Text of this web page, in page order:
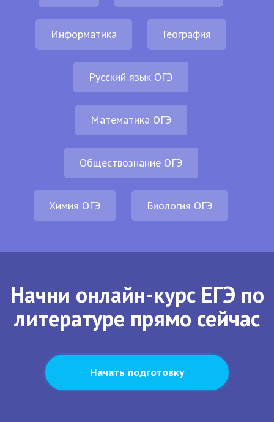
Информатика География
Русский язык ОГЭ
Математика ОГЭ
Обществознание ОГЭ
Химия ОГЭ Биология ОГЭ
Начни онлайн-курс ЕГЭ по
литературе прямо сейчас
Начать подготовку